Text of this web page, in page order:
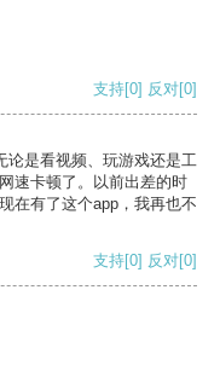
支持[0] 反对[0]
论是看视频、玩游戏还是工
速卡顿了。以前出差的时
在有了这个app，我再也不
支持[0] 反对[0]